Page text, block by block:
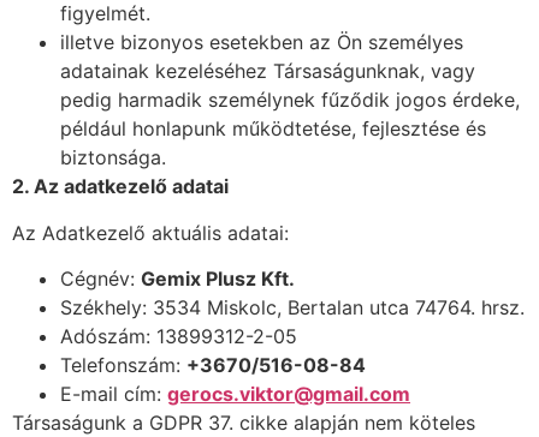
figyelmét.
illetve bizonyos esetekben az Ön személyes
adatainak kezeléséhez Társaságunknak, vagy
pedig harmadik személynek fűződik jogos érdeke,
például honlapunk működtetése, fejlesztése és
biztonsága.
2. Az adatkezelő adatai
Az Adatkezelő aktuális adatai:
Cégnév: Gemix Plusz Kft.
Székhely: 3534 Miskolc, Bertalan utca 74764. hrsz.
Adószám: 13899312-2-05
Telefonszám: +3670/516-08-84
E-mail cím: gerocs.viktor@gmail.com
Társaságunk a GDPR 37. cikke alapján nem köteles